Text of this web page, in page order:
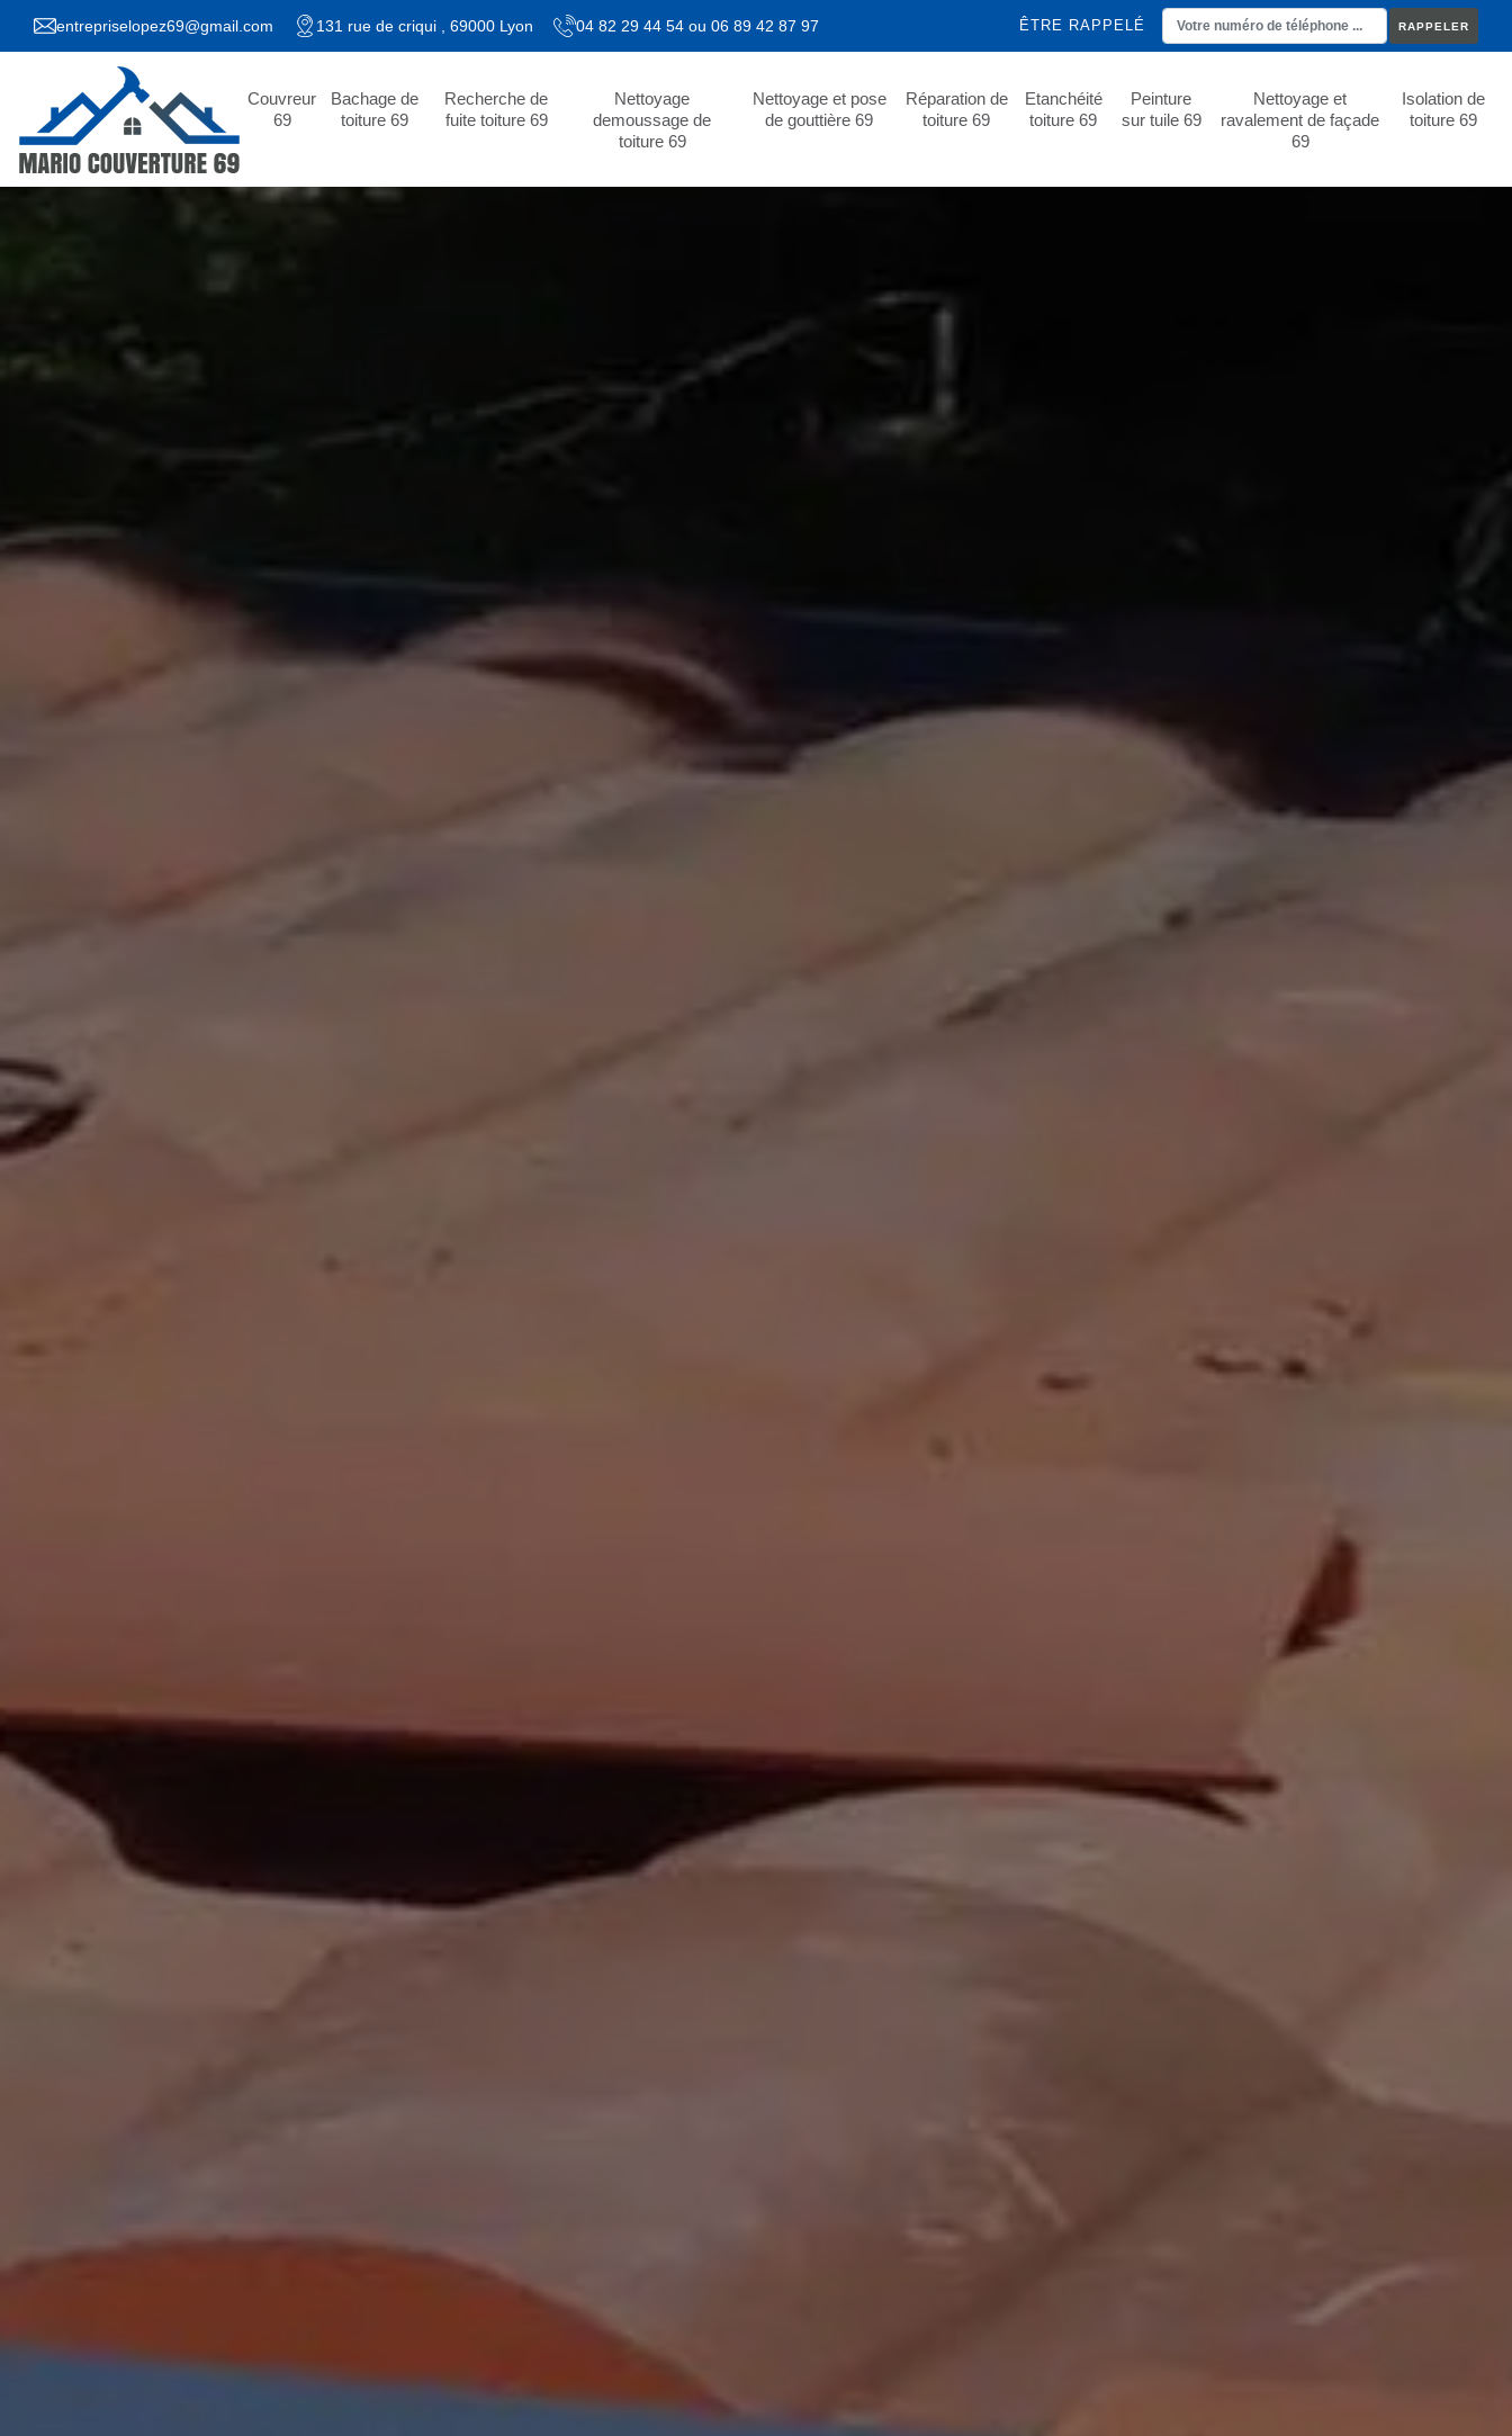
entrepriselopez69@gmail.com 131 rue de criqui , 69000 Lyon 04 82 29 44 54 ou 06 89 42 87 97 ÊTRE RAPPELÉ
Couvreur
69
Bachage de
toiture 69
Recherche de
fuite toiture 69
Nettoyage
demoussage de
toiture 69
Nettoyage et pose
de gouttière 69
Réparation de
toiture 69
Etanchéité
toiture 69
Peinture
sur tuile 69
Nettoyage et
ravalement de façade
69
Isolation de
toiture 69